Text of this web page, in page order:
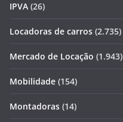
IPVA (26)
Locadoras de carros (2.735)
Mercado de Locação (1.943)
Mobilidade (154)
Montadoras (14)